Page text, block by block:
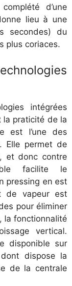
d’une
lieu à une
secondes) du
plus coriaces.
intégrées
la praticité de la
est l’une des
Elle permet de
et donc contre
facilite le
pressing en est
de vapeur est
pour éliminer
la fonctionnalité
vertical.
disponible sur
dispose la
de la centrale